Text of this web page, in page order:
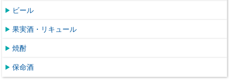
ビール
果実酒・リキュール
焼酎
保命酒